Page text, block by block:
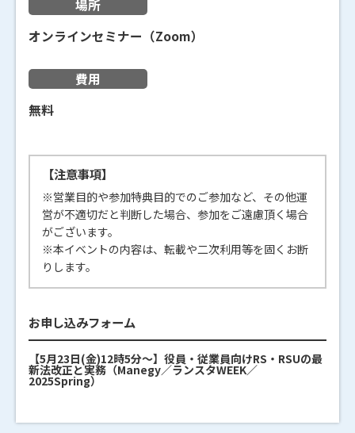
場所
オンラインセミナー（Zoom）
費用
無料
【注意事項】
※営業目的や参加特典目的でのご参加など、その他運
営が不適切だと判断した場合、参加をご遠慮頂く場合
がございます。
※本イベントの内容は、転載や二次利用等を固くお断
りします。
お申し込みフォーム
【5月23日(金)12時5分～】役員・従業員向けRS・RSUの最
新法改正と実務（Manegy／ランスタWEEK／
2025Spring）